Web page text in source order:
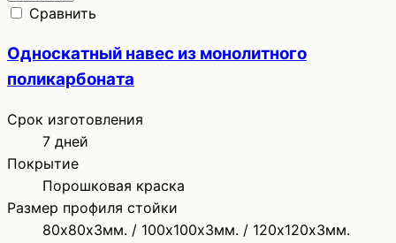
Сравнить
Односкатный навес из монолитного
поликарбоната
Срок изготовления
7 дней
Покрытие
Порошковая краска
Размер профиля стойки
80х80х3мм. / 100х100х3мм. / 120х120х3мм.